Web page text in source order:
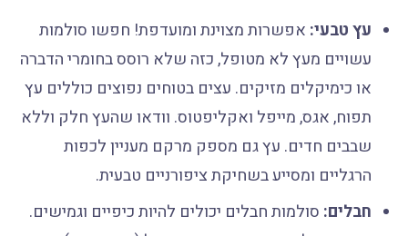
עץ טבעי:אפשרות מצוינת ומועדפת! חפשו סולמות
עשויים מעץ לא מטופל, כזה שלא רוסס בחומרי הדברה
או כימיקלים מזיקים. עצים בטוחים נפוצים כוללים עץ
תפוח, אגס, מייפל ואקליפטוס. וודאו שהעץ חלק וללא
שבבים חדים. עץ גם מספק מרקם מעניין לכפות
הרגליים ומסייע בשחיקת ציפורניים טבעית.
חבלים:סולמות חבלים יכולים להיות כיפיים וגמישים.